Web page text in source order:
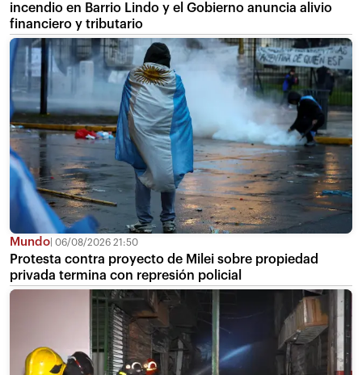
incendio en Barrio Lindo y el Gobierno anuncia alivio
financiero y tributario
Mundo 06/08/2026 21:50
Protesta contra proyecto de Milei sobre propiedad
privada termina con represión policial